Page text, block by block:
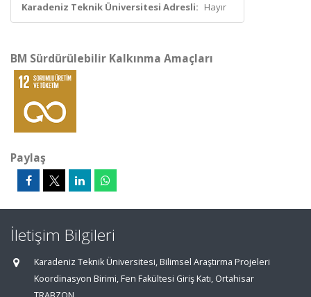
Karadeniz Teknik Üniversitesi Adresli: Hayır
BM Sürdürülebilir Kalkınma Amaçları
Paylaş
İletişim Bilgileri
Karadeniz Teknik Üniversitesi, Bilimsel Araştırma Projeleri
Koordinasyon Birimi, Fen Fakültesi Giriş Katı, Ortahisar